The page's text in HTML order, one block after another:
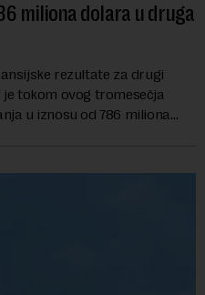
miliona dolara u druga
rezultate za drugi
je tokom ovog tromesečja
u iznosu od 786 miliona